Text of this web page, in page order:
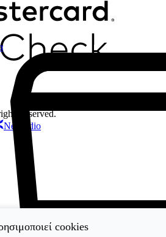
reserved.
Netstudio
cookies